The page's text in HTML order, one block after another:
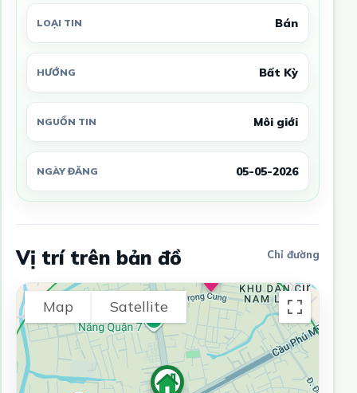
LOẠI TIN Bán
HƯỚNG Bất Kỳ
NGUỒN TIN Môi giới
NGÀY ĐĂNG 05-05-2026
Vị trí trên bản đồ Chỉ đường
Map Satellite